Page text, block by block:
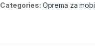
Categories: Oprema za